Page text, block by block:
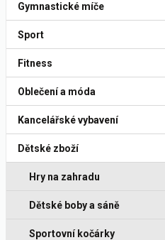
Gymnastické míče
Sport
Fitness
Oblečení a móda
Kancelářské vybavení
Dětské zboží
Hry na zahradu
Dětské boby a sáně
Sportovní kočárky